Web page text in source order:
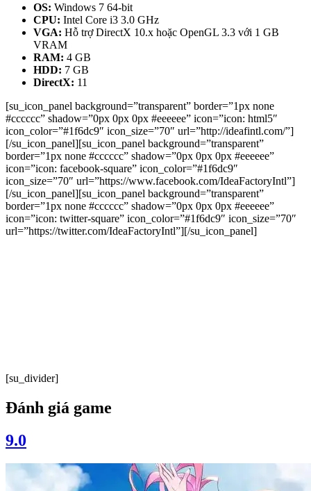
OS: Windows 7 64-bit
CPU: Intel Core i3 3.0 GHz
VGA: Hỗ trợ DirectX 10.x hoặc OpenGL 3.3 với 1 GB
VRAM
RAM: 4 GB
HDD: 7 GB
DirectX: 11
[su_icon_panel background=”transparent” border=”1px none
#cccccc” shadow=”0px 0px 0px #eeeeee” icon=”icon: html5″
icon_color=”#1f6dc9″ icon_size=”70″ url=”http://ideafintl.com/”]
[/su_icon_panel][su_icon_panel background=”transparent”
border=”1px none #cccccc” shadow=”0px 0px 0px #eeeeee”
icon=”icon: facebook-square” icon_color=”#1f6dc9″
icon_size=”70″ url=”https://www.facebook.com/IdeaFactoryIntl”]
[/su_icon_panel][su_icon_panel background=”transparent”
border=”1px none #cccccc” shadow=”0px 0px 0px #eeeeee”
icon=”icon: twitter-square” icon_color=”#1f6dc9″ icon_size=”70″
url=”https://twitter.com/IdeaFactoryIntl”][/su_icon_panel]
[su_divider]
Đánh giá game
9.0